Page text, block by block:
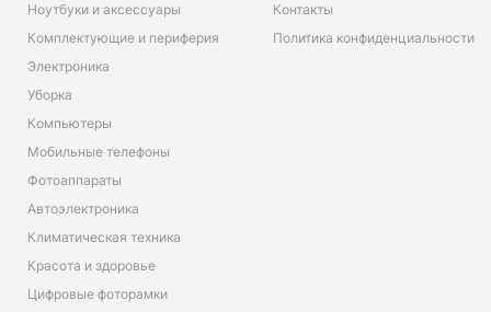
Ноутбуки и аксессуары
Комплектующие и периферия
Электроника
Уборка
Компьютеры
Мобильные телефоны
Фотоаппараты
Автоэлектроника
Климатическая техника
Красота и здоровье
Цифровые фоторамки
Контакты
Политика конфиденциальности